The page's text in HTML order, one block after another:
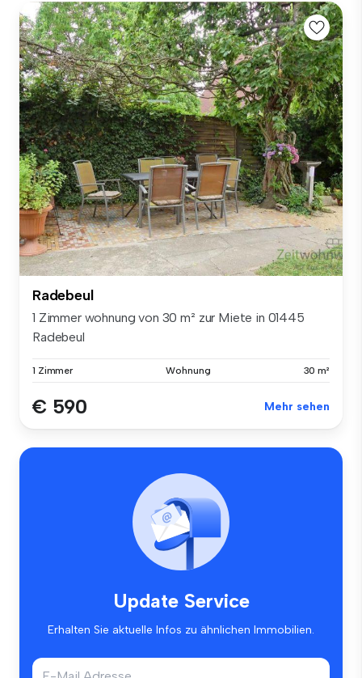
Radebeul
1 Zimmer wohnung von 30 m² zur Miete in 01445
Radebeul
1 Zimmer Wohnung 30 m²
€ 590 Mehr sehen
Update Service
Erhalten Sie aktuelle Infos zu ähnlichen Immobilien.